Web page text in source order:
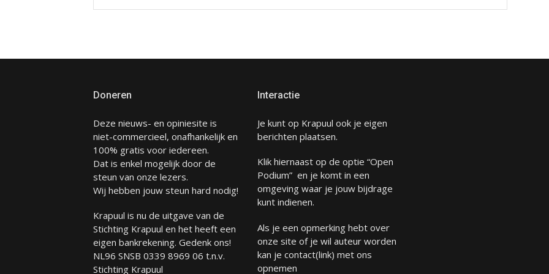
Doneren
Deze nieuws- en opiniesite is
niet-commercieel, onafhankelijk en
100% gratis voor iedereen.
Dat is enkel mogelijk door de
steun van onze lezers.
Wij hebben jouw steun hard nodig!
Krapuul is nu de uitgave van de
Stichting Krapuul en het heeft een
eigen bankrekening. Gedenk ons!
NL96 SNSB 0339 8969 06 t.n.v.
Stichting Krapuul
Interactie
Je kunt op Krapuul ook je eigen
berichten plaatsen.
Klik hiernaast op de optie “Open
Podium” en je komt in een
omgeving waar je jouw bijdrage
kunt indienen.
Als je een opmerking hebt over
onze site of je wil auteur worden
kan je contact(link) met ons
opnemen